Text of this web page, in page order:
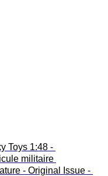
Toys 1:48 -
militaire
- Original Issue -